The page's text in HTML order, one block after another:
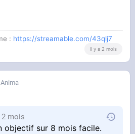
: https://streamable.com/43qlj7
il y a 2 mois
2 mois
objectif sur 8 mois facile.